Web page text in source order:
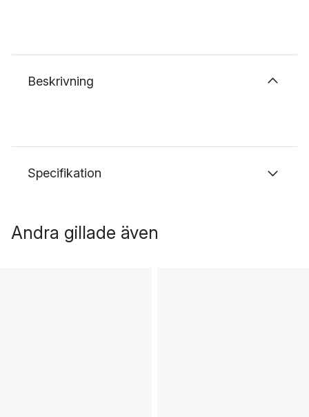
Beskrivning
Specifikation
Andra gillade även